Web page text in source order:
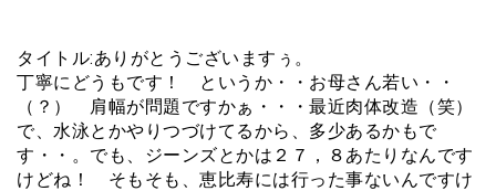
タイトル:ありがとうございますぅ。
丁寧にどうもです！ というか・・お母さん若い・・
（？） 肩幅が問題ですかぁ・・・最近肉体改造（笑）
で、水泳とかやりつづけてるから、多少あるかもで
す・・。でも、ジーンズとかは２７，８あたりなんです
けどね！ そもそも、恵比寿には行った事ないんですけ